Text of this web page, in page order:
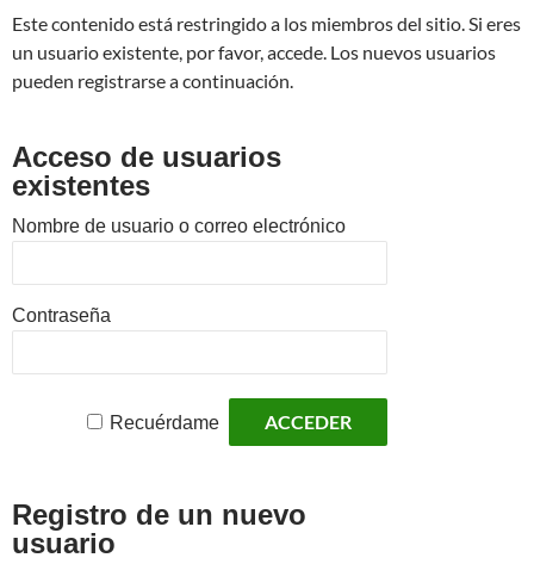
Este contenido está restringido a los miembros del sitio. Si eres
un usuario existente, por favor, accede. Los nuevos usuarios
pueden registrarse a continuación.
Acceso de usuarios
existentes
Nombre de usuario o correo electrónico
Contraseña
Recuérdame
Registro de un nuevo
usuario